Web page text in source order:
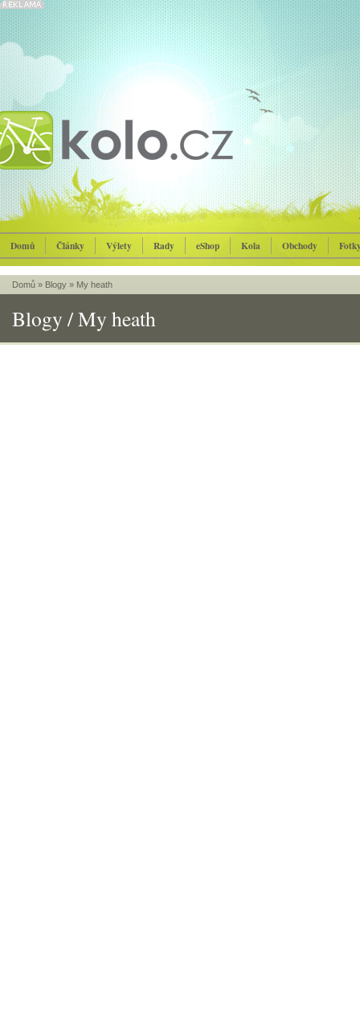
Domů Články Výlety Rady eShop Kola Obchody
Domů » Blogy » My heath
Blogy / My heath